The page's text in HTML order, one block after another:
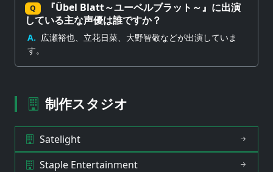
Q
『Übel Blatt～ユーベルブラット～』に出演
している主な声優は誰ですか？
A. 広瀬裕也、立花日菜、大野智敬などが出演していま
す。
制作スタジオ
Satelight
Staple Entertainment